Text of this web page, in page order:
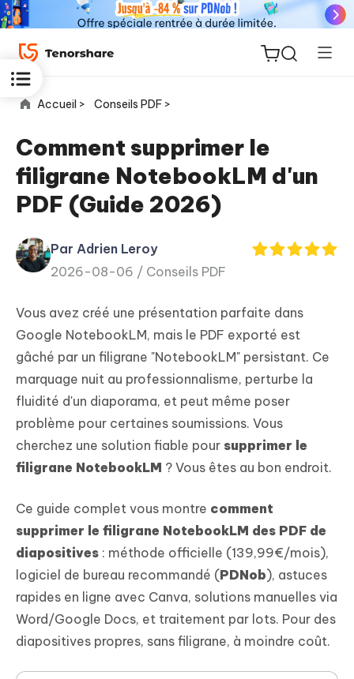
ReiBoot
for iOS
PDNob
PDF
New
iAnyGo
Accueil > Conseils PDF >
Comment supprimer le
filigrane NotebookLM d'un
PDF (Guide 2026)
Par Adrien Leroy
2026-08-06 / Conseils PDF
Vous avez créé une présentation parfaite dans
Google NotebookLM, mais le PDF exporté est
gâché par un filigrane "NotebookLM" persistant. Ce
marquage nuit au professionnalisme, perturbe la
fluidité d'un diaporama, et peut même poser
problème pour certaines soumissions. Vous
cherchez une solution fiable pour supprimer le
filigrane NotebookLM ? Vous êtes au bon endroit.
Ce guide complet vous montre comment
supprimer le filigrane NotebookLM des PDF de
diapositives : méthode officielle (139,99€/mois),
logiciel de bureau recommandé (PDNob), astuces
rapides en ligne avec Canva, solutions manuelles via
Word/Google Docs, et traitement par lots. Pour des
diapositives propres, sans filigrane, à moindre coût.